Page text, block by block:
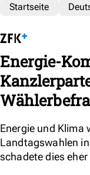
Startseite
Energie-
Energie und Klima
Landtagswahlen
schadete dies